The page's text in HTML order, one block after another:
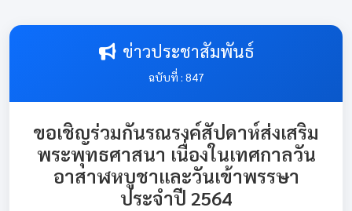
ข่าวประชาสัมพันธ์
ฉบับที่ : 847
ขอเชิญร่วมกันรณรงค์สัปดาห์ส่งเสริม
พระพุทธศาสนา เนื่องในเทศกาลวัน
อาสาฬหบูชาและวันเข้าพรรษา
ประจำปี 2564